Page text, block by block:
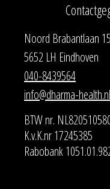
Noord Brabantlaan
5652 LH Eindhoven
040-8439564
info@dharma-health.nl
BTW nr.
K.v.K.nr 17245385
Rabobank